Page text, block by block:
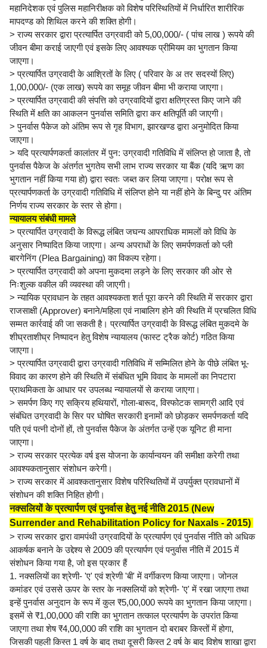
महानिदेशक एवं पुलिस महानिरीक्षक को विशेष परिस्थितियों में निर्धारित शारीरिक
मापदण्ड को शिथिल करने की शक्ति होगी।
> राज्य सरकार द्वारा प्रत्यार्पित उग्रवादी को 5,00,000/- ( पांच लाख ) रूपये की
जीवन बीमा कराई जाएगी एवं इसके लिए आवश्यक प्रीमियम का भुगतान किया
जाएगा।
> प्रत्यार्पित उग्रवादी के आश्रितों के लिए ( परिवार के अ तर सदस्यों लिए)
1,00,000/- (एक लाख) रूपये का समूह जीवन बीमा भी कराया जाएगा।
> प्रत्यार्पित उग्रवादी की संपत्ति को उग्रवादियों द्वारा क्षतिग्रस्त किए जाने की
स्थिति में क्षति का आकलन पुनर्वास समिति द्वारा कर क्षतिपूर्ति की जाएगी।
> पुनर्वास पैकेज को अंतिम रूप से गृह विभाग, झारखण्ड द्वारा अनुमोदित किया
जाएगा।
> यदि प्रत्यार्पणकर्ता कालांतर में पुन: उग्रवादी गतिविधि में संलिप्त हो जाता है, तो
पुनर्वास पैकेज के अंतर्गत भुगतेय सभी लाभ राज्य सरकार या बैंक (यदि ऋण का
भुगतान नहीं किया गया हो) द्वारा स्वतः जब्त कर लिया जाएगा। परोक्ष रूप से
प्रत्यार्पणकर्ता के उग्रवादी गतिविधि में संलिप्त होने या नहीं होने के बिन्दु पर अंतिम
निर्णय राज्य सरकार के स्तर से होगा।
न्यायालय संबंधी मामले
> प्रत्यार्पित उग्रवादी के विरूद्ध लंबित जघन्य आपराधिक मामलों को विधि के
अनुसार निष्पादित किया जाएगा। अन्य अपराधों के लिए समर्पणकर्ता को प्ली
बारगेनिंग (Plea Bargaining) का विकल्प रहेगा।
> प्रत्यार्पित उग्रवादी को अपना मुकदमा लड़ने के लिए सरकार की ओर से
निःशुल्क वकील की व्यवस्था की जाएगी।
> न्यायिक प्रावधान के तहत आवश्यकता शर्त पूरा करने की स्थिति में सरकार द्वारा
राजसाक्षी (Approver) बनाने/महिला एवं नाबालिग होने की स्थिति में प्रचलित विधि
सम्मत कार्रवाई की जा सकती है। प्रत्यार्पित उग्रवादी के विरूद्ध लंबित मुकदमे के
शीघ्रताशीघ्र निष्पादन हेतु विशेष न्यायालय (फास्ट ट्रैक कोर्ट) गठित किया
जाएगा।
> प्रत्यार्पित उग्रवादी द्वारा उग्रवादी गतिविधि में सम्मिलित होने के पीछे लंबित भू-
विवाद का कारण होने की स्थिति में संबंधित भूमि विवाद के मामलों का निपटारा
प्राथमिकता के आधार पर उपलब्ध न्यायालयों से कराया जाएगा।
> समर्पण किए गए सक्रिय हथियारों, गोला-बारूद, विस्फोटक सामग्री आदि एवं
संबंधित उग्रवादी के सिर पर घोषित सरकारी इनामों को छोड़कर समर्पणकर्ता यदि
पति एवं पत्नी दोनों हों, तो पुनर्वास पैकेज के अंतर्गत उन्हें एक यूनिट ही माना
जाएगा।
> राज्य सरकार प्रत्येक वर्ष इस योजना के कार्यान्वयन की समीक्षा करेगी तथा
आवश्यकतानुसार संशोधन करेगी।
> राज्य सरकार में आवश्कतानुसार विशेष परिस्थितियों में उपर्युक्त प्रावधानों में
संशोधन की शक्ति निहित होगी।
नक्सलियों के प्रत्यार्पण एवं पुनर्वास हेतु नई नीति 2015 (New
Surrender and Rehabilitation Policy for Naxals - 2015)
> राज्य सरकार द्वारा वामपंथी उग्रवादियों के प्रत्यार्पण एवं पुनर्वास नीति को अधिक
आकर्षक बनाने के उद्देश्य से 2009 की प्रत्यार्पण एवं पनुर्वास नीति में 2015 में
संशोधन किया गया है, जो इस प्रकार हैं
1. नक्सलियों का श्रेणी- 'ए' एवं श्रेणी 'बी' में वर्गीकरण किया जाएगा। जोनल
कमांडर एवं उससे ऊपर के स्तर के नक्सलियों को श्रेणी- 'ए' में रखा जाएगा तथा
इन्हें पुनर्वास अनुदान के रूप में कुल ₹5,00,000 रूपये का भुगतान किया जाएगा।
इसमें से ₹1,00,000 की राशि का भुगतान तत्काल प्रत्यार्पण के उपरांत किया
जाएगा तथा शेष ₹4,00,000 की राशि का भुगतान दो बराबर किस्तों में होगा,
जिसकी पहली किस्त 1 वर्ष के बाद तथा दूसरी किस्त 2 वर्ष के बाद विशेष शाखा द्वारा